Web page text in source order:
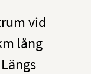
vid
lång